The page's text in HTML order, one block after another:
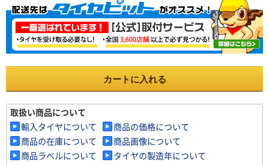
カートに入れる
取扱い商品について
輸入タイヤについて
商品の価格について
商品の在庫について
商品画像について
商品ラベルについて
タイヤの製造年について